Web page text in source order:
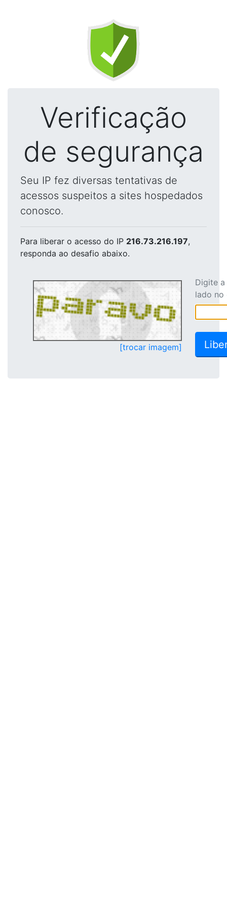
Verificação
de segurança
Seu IP fez diversas tentativas de
acessos suspeitos a sites hospedados
conosco.
Para liberar o acesso do IP 216.73.216.197,
responda ao desafio abaixo.
[trocar imagem]
Digite
lado no